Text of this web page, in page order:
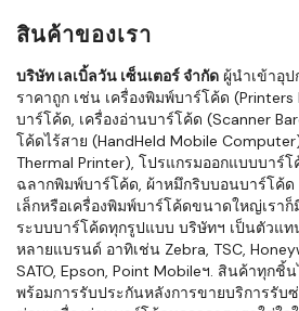
สินค้าของเรา
บริษัท เลเบิ้ลวัน เซ็นเตอร์ จำกัด ผู้นำเข้าอุ
ราคาถูก เช่น เครื่องพิมพ์บาร์โค้ด
บาร์โค้ด, เครื่องอ่านบาร์โค้ด (Scanner
โค้ดไร้สาย (HandHeld Mobile
Thermal Printer), โปรแกรมออกแบบบาร์โ
ฉลากพิมพ์บาร์โค้ด, ผ้าหมึกริบบอนบาร์โค้
เล็กหรือเครื่องพิมพ์บาร์โค้ดขนาดใหญ่เรา
ระบบบาร์โค้ดทุกรูปแบบ บริษัทฯ เป็นตัวแ
หลายแบรนด์ อาทิเช่น Zebra, TSC,
SATO, Epson, Point Mobileฯ. สินค้าทุก
พร้อมการรับประกันหลังการขายบริการรับ